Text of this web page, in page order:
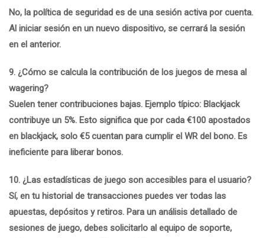
No, la política de seguridad es de una sesión activa por cuenta.
Al iniciar sesión en un nuevo dispositivo, se cerrará la sesión
en el anterior.
9. ¿Cómo se calcula la contribución de los juegos de mesa al
wagering?
Suelen tener contribuciones bajas. Ejemplo típico: Blackjack
contribuye un 5%. Esto significa que por cada €100 apostados
en blackjack, solo €5 cuentan para cumplir el WR del bono. Es
ineficiente para liberar bonos.
10. ¿Las estadísticas de juego son accesibles para el usuario?
Sí, en tu historial de transacciones puedes ver todas las
apuestas, depósitos y retiros. Para un análisis detallado de
sesiones de juego, debes solicitarlo al equipo de soporte,